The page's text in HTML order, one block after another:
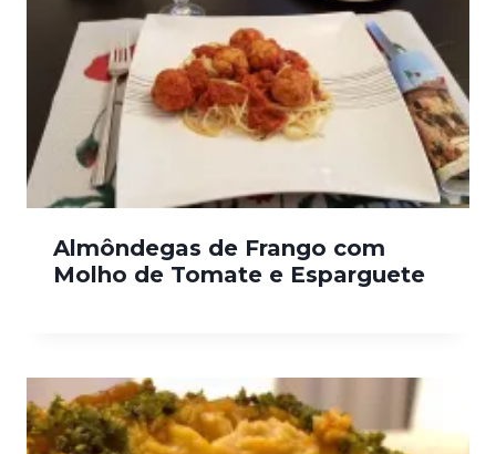
Almôndegas de Frango com
Molho de Tomate e Esparguete